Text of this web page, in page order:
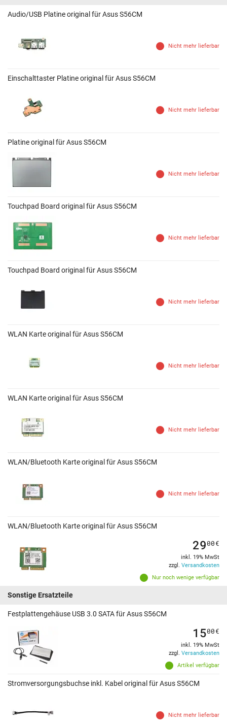
Audio/USB Platine original für Asus S56CM
Nicht mehr lieferbar
Einschalttaster Platine original für Asus S56CM
Nicht mehr lieferbar
Platine original für Asus S56CM
Nicht mehr lieferbar
Touchpad Board original für Asus S56CM
Nicht mehr lieferbar
Touchpad Board original für Asus S56CM
Nicht mehr lieferbar
WLAN Karte original für Asus S56CM
Nicht mehr lieferbar
WLAN Karte original für Asus S56CM
Nicht mehr lieferbar
WLAN/Bluetooth Karte original für Asus S56CM
Nicht mehr lieferbar
WLAN/Bluetooth Karte original für Asus S56CM
Nur noch wenige verfügbar
2900€
inkl. 19% MwSt
zzgl. Versandkosten
Sonstige Ersatzteile
Festplattengehäuse USB 3.0 SATA für Asus S56CM
Artikel verfügbar
1500€
inkl. 19% MwSt
zzgl. Versandkosten
Stromversorgungsbuchse inkl. Kabel original für Asus S56CM
Nicht mehr lieferbar